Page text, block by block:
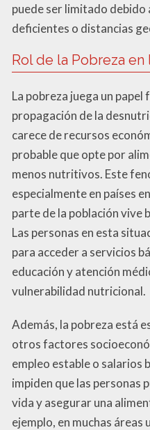
puede ser limitado
deficientes o distancias
Rol de la Pobreza
La pobreza juega un papel
propagación de la
carece de recursos
probable que opte por
menos nutritivos. Este
especialmente en países
parte de la población vive
Las personas en esta
para acceder a servicios
educación y atención
vulnerabilidad nutricional.
Además, la pobreza está
otros factores
empleo estable o salarios
impiden que las personas
vida y asegurar una
ejemplo, en muchas áreas